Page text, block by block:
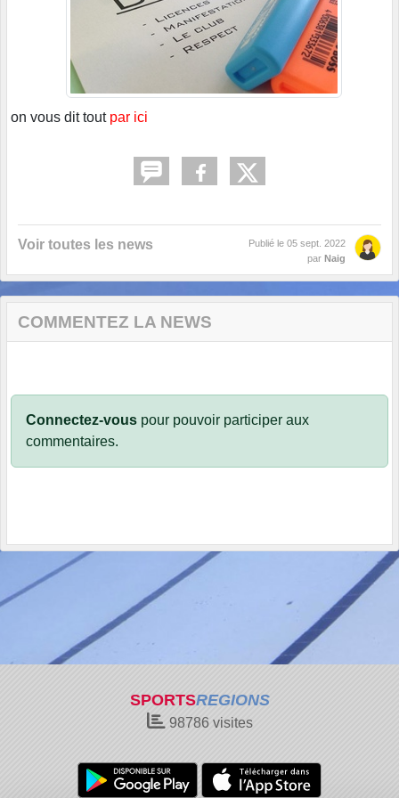
on vous dit tout par ici
Voir toutes les news Publié le 05 sept. 2022
par Naig
COMMENTEZ LA NEWS
Connectez-vous pour pouvoir participer aux
commentaires.
SPORTSREGIONS
98786visites